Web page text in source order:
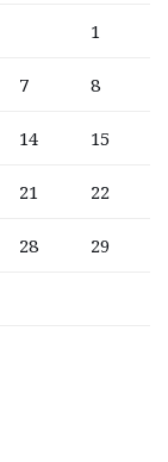
1
7 8
14 15
21 22
28 29